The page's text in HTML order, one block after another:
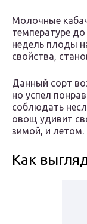
Молочные
температуре
недель плоды
свойства,
Данный сорт
но успел
соблюдать
овощ удивит
зимой, и летом.
Как